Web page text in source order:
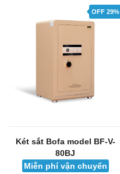
OFF 29%
Két sắt Bofa model BF-V-
80BJ
Miễn phí vận chuyển